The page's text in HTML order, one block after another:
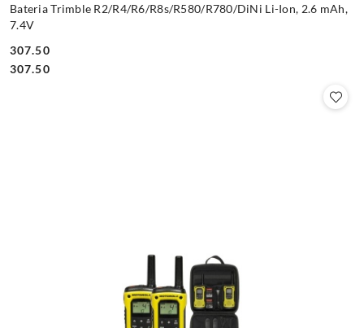
Bateria Trimble R2/R4/R6/R8s/R580/R780/DiNi Li-Ion, 2.6 mAh,
7.4V
Cena:
307.50
Cena:
307.50